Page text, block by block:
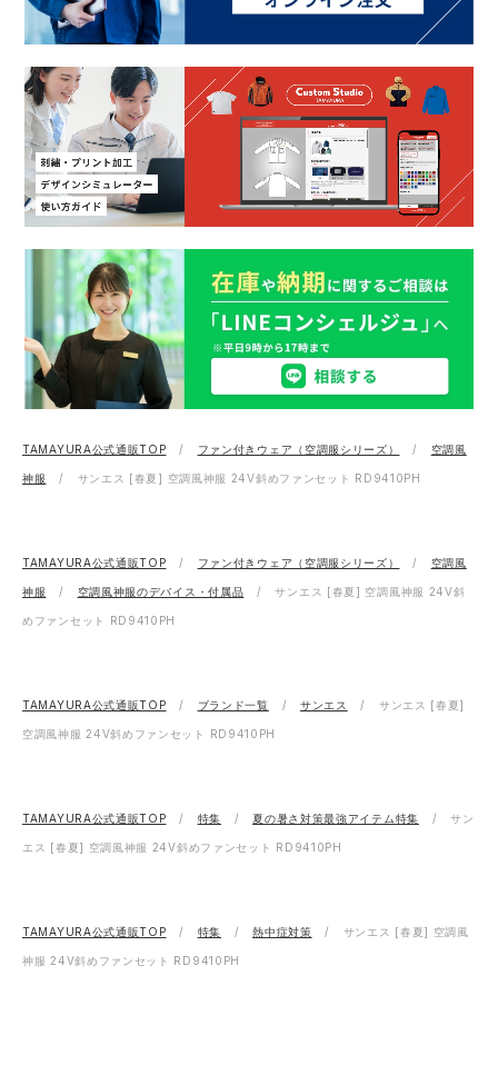
TAMAYURA公式通販TOP ファン付きウェア（空調服シリーズ） 空調風
神服 サンエス [春夏] 空調風神服 24V斜めファンセット RD9410PH
TAMAYURA公式通販TOP ファン付きウェア（空調服シリーズ） 空調風
神服 空調風神服のデバイス・付属品 サンエス [春夏] 空調風神服 24V斜
めファンセット RD9410PH
TAMAYURA公式通販TOP ブランド一覧 サンエス サンエス [春夏]
空調風神服 24V斜めファンセット RD9410PH
TAMAYURA公式通販TOP 特集 夏の暑さ対策最強アイテム特集 サン
エス [春夏] 空調風神服 24V斜めファンセット RD9410PH
TAMAYURA公式通販TOP 特集 熱中症対策 サンエス [春夏] 空調風
神服 24V斜めファンセット RD9410PH